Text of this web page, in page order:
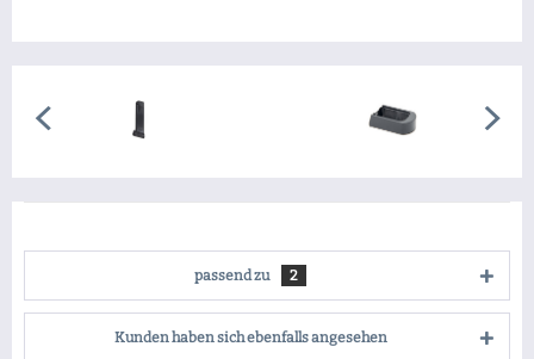
passend zu 2
Kunden haben sich ebenfalls angesehen